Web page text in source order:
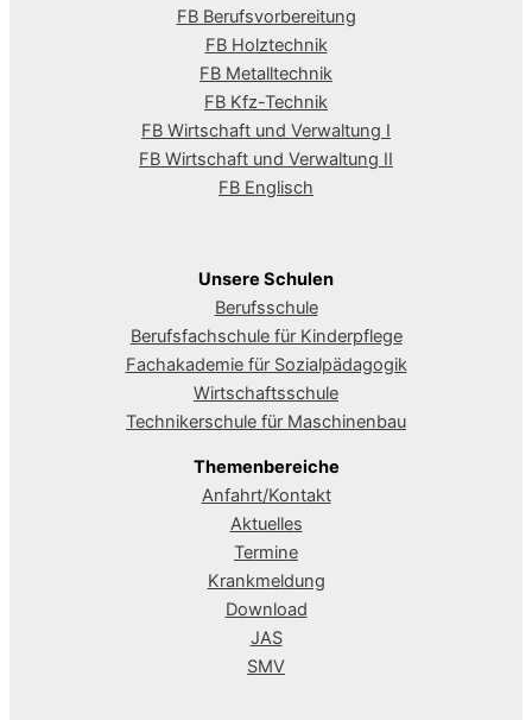
FB Berufsvorbereitung
FB Holztechnik
FB Metalltechnik
FB Kfz-Technik
FB Wirtschaft und Verwaltung I
FB Wirtschaft und Verwaltung II
FB Englisch
Unsere Schulen
Berufsschule
Berufsfachschule für Kinderpflege
Fachakademie für Sozialpädagogik
Wirtschaftsschule
Technikerschule für Maschinenbau
Themenbereiche
Anfahrt/Kontakt
Aktuelles
Termine
Krankmeldung
Download
JAS
SMV